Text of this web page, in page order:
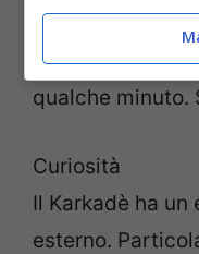
gradi sulle foglie
Sadriffa e
qualche minuto.
Curiosità
Il Karkadè ha
esterno.